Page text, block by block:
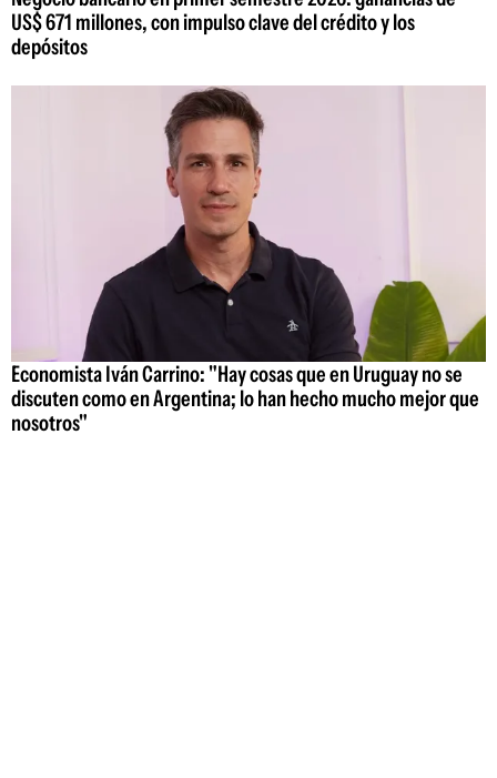
US$ 671 millones, con impulso clave del crédito y los
depósitos
Economista Iván Carrino: "Hay cosas que en Uruguay no se
discuten como en Argentina; lo han hecho mucho mejor que
nosotros"